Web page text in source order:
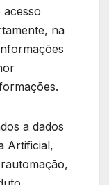
acesso
na
a dados
Artificial,